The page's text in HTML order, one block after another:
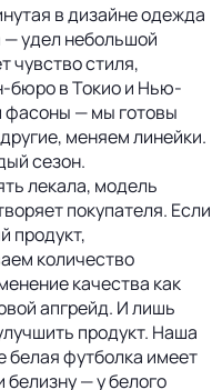
в дизайне одежда
— удел небольшой
чувство стиля,
бюро в Токио и Нью-
фасоны — мы готовы
меняем линейки.
сезон.
лекала, модель
покупателя. Если
продукт,
количество
качества как
апгрейд. И лишь
продукт. Наша
белая футболка имеет
белизну — у белого